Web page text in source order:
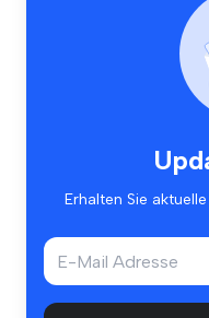
Erhalten Sie